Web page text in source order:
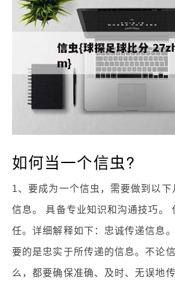
如何当一个信虫?
1、要成为一个信虫，需要做到以下
信息。 具备专业知识和沟通技巧。
任。详细解释如下：忠诚传递信息
要的是忠实于所传递的信息。不论
么，都要确保准确、及时、无误地